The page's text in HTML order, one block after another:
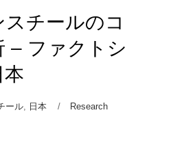
スチールのコ
– ファクトシ
本
ール, 日本 Research